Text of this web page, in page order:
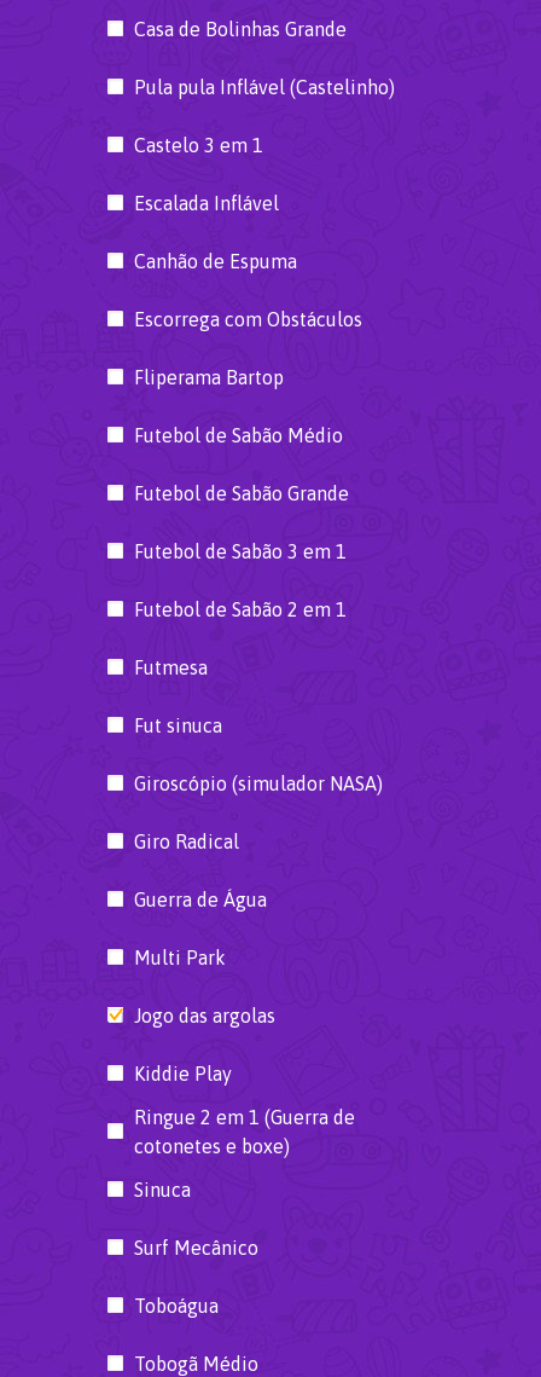
Casa de Bolinhas Grande
Pula pula Inflável (Castelinho)
Castelo 3 em 1
Escalada Inflável
Canhão de Espuma
Escorrega com Obstáculos
Fliperama Bartop
Futebol de Sabão Médio
Futebol de Sabão Grande
Futebol de Sabão 3 em 1
Futebol de Sabão 2 em 1
Futmesa
Fut sinuca
Giroscópio (simulador NASA)
Giro Radical
Guerra de Água
Multi Park
Jogo das argolas
Kiddie Play
Ringue 2 em 1 (Guerra de
cotonetes e boxe)
Sinuca
Surf Mecânico
Toboágua
Tobogã Médio